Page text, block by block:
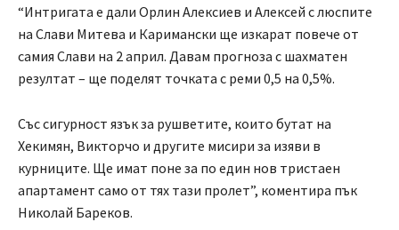
“Интригата е дали Орлин Алексиев и Алексей с люспите
на Слави Митева и Каримански ще изкарат повече от
самия Слави на 2 април. Давам прогноза с шахматен
резултат – ще поделят точката с реми 0,5 на 0,5%.
Със сигурност язък за рушветите, които бутат на
Хекимян, Викторчо и другите мисири за изяви в
курниците. Ще имат поне за по един нов тристаен
апартамент само от тях тази пролет”, коментира пък
Николай Бареков.